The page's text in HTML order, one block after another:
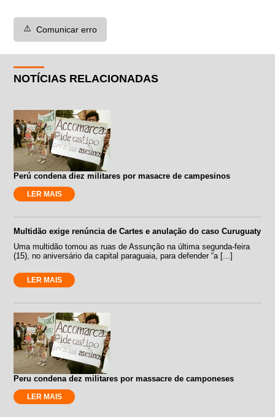
⚠️ Comunicar erro
NOTÍCIAS RELACIONADAS
Perú condena diez militares por masacre de campesinos
LER MAIS
Multidão exige renúncia de Cartes e anulação do caso Curuguaty
Uma multidão tomou as ruas de Assunção na última segunda-feira
(15), no aniversário da capital paraguaia, para defender “a [...]
LER MAIS
Peru condena dez militares por massacre de camponeses
LER MAIS